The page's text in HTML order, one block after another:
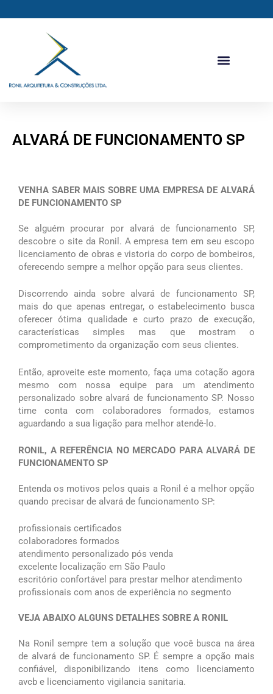
para
ALVARÁ DE FUNCIONAMENTO SP
VENHA SABER MAIS SOBRE UMA EMPRESA DE ALVARÁ
DE FUNCIONAMENTO SP
Se alguém procurar por alvará de funcionamento SP,
descobre o site da Ronil. A empresa tem em seu escopo
licenciamento de obras e vistoria do corpo de bombeiros,
oferecendo sempre a melhor opção para seus clientes.
Discorrendo ainda sobre alvará de funcionamento SP,
mais do que apenas entregar, o estabelecimento busca
oferecer ótima qualidade e curto prazo de execução,
características simples mas que mostram o
comprometimento da organização com seus clientes.
Então, aproveite este momento, faça uma cotação agora
mesmo com nossa equipe para um atendimento
personalizado sobre alvará de funcionamento SP. Nosso
time conta com colaboradores formados, estamos
aguardando a sua ligação para melhor atendê-lo.
RONIL, A REFERÊNCIA NO MERCADO PARA ALVARÁ DE
FUNCIONAMENTO SP
Entenda os motivos pelos quais a Ronil é a melhor opção
quando precisar de alvará de funcionamento SP:
profissionais certificados
colaboradores formados
atendimento personalizado pós venda
excelente localização em São Paulo
escritório confortável para prestar melhor atendimento
profissionais com anos de experiência no segmento
VEJA ABAIXO ALGUNS DETALHES SOBRE A RONIL
Na Ronil sempre tem a solução que você busca na área
de alvará de funcionamento SP. É sempre a opção mais
confiável, disponibilizando itens como licenciamento
avcb e licenciamento vigilancia sanitaria.